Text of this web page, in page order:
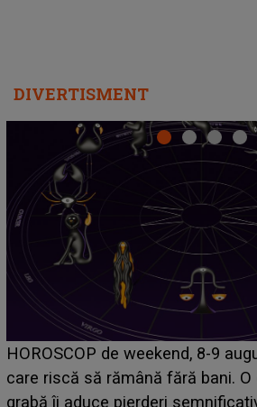
DIVERTISMENT
Emanuel a ținut ACEST DETALIU
acum! În fața Alexandrei,
face o MĂRTURISIRE